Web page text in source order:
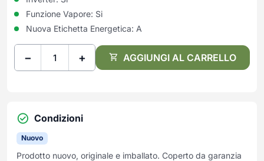
Funzione Vapore: Si
Nuova Etichetta Energetica: A
− + AGGIUNGI AL CARRELLO
Condizioni
Nuovo
Prodotto nuovo, originale e imballato. Coperto da garanzia